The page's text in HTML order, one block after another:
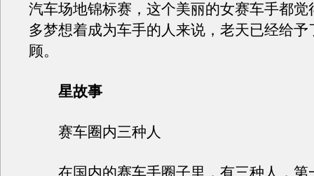
汽车场地锦标赛，这个美丽的女赛车手都觉
多梦想着成为车手的人来说，老天已经给予
顾。
星故事
赛车圈内三种人
在国内的赛车手圈子里，有三种人，第